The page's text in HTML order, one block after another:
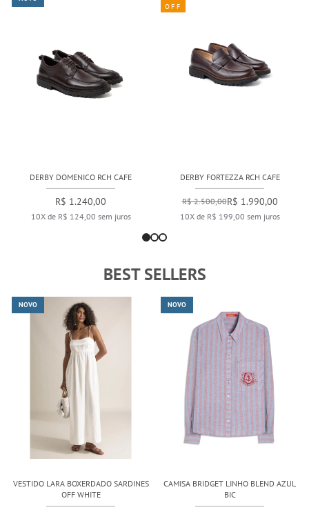
DERBY DOMENICO RCH CAFE
R$ 1.240,00
10X de R$ 124,00 sem juros
DERBY FORTEZZA RCH CAFE
R$ 2.500,00R$ 1.990,00
10X de R$ 199,00 sem juros
OFF
BEST SELLERS
VESTIDO LARA BOXERDADO SARDINES
OFF WHITE
NOVO
CAMISA BRIDGET LINHO BLEND AZUL
BIC
NOVO